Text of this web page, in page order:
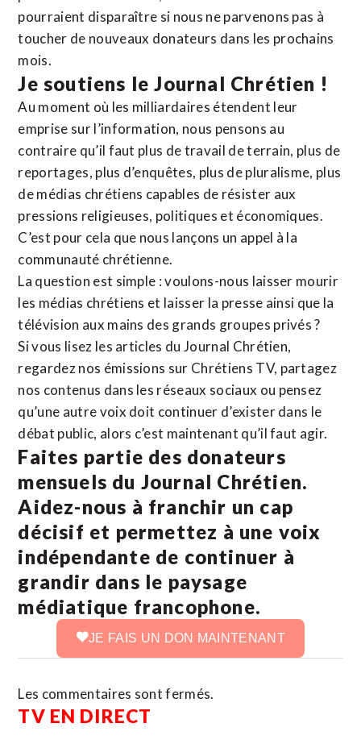
pourraient disparaître si nous ne parvenons pas à
toucher de nouveaux donateurs dans les prochains
mois.
Je soutiens le Journal Chrétien !
Au moment où les milliardaires étendent leur
emprise sur l’information, nous pensons au
contraire qu’il faut plus de travail de terrain, plus de
reportages, plus d’enquêtes, plus de pluralisme, plus
de médias chrétiens capables de résister aux
pressions religieuses, politiques et économiques.
C’est pour cela que nous lançons un appel à la
communauté chrétienne.
La question est simple : voulons-nous laisser mourir
les médias chrétiens et laisser la presse ainsi que la
télévision aux mains des grands groupes privés ?
Si vous lisez les articles du Journal Chrétien,
regardez nos émissions sur Chrétiens TV, partagez
nos contenus dans les réseaux sociaux ou pensez
qu’une autre voix doit continuer d’exister dans le
débat public, alors c’est maintenant qu’il faut agir.
Faites partie des donateurs
mensuels du Journal Chrétien.
Aidez-nous à franchir un cap
décisif et permettez à une voix
indépendante de continuer à
grandir dans le paysage
médiatique francophone.
JE FAIS UN DON MAINTENANT
Les commentaires sont fermés.
TV EN DIRECT